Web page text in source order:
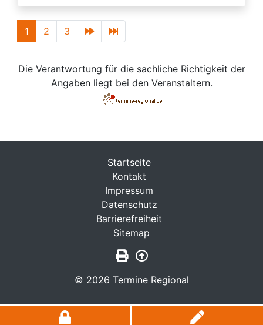
1 2 3
Die Verantwortung für die sachliche Richtigkeit der
Angaben liegt bei den Veranstaltern.
© 2026 Termine Regional
Startseite
Kontakt
Impressum
Datenschutz
Barrierefreiheit
Sitemap
Seite drucken
Zurück nach oben